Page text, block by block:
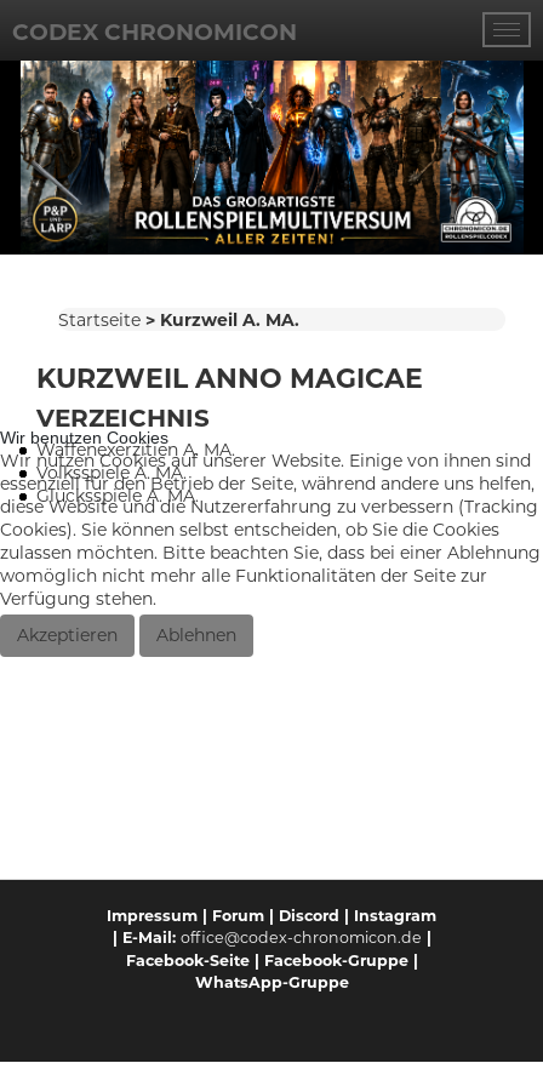
CODEX CHRONOMICON
Startseite Kurzweil A. MA.
KURZWEIL ANNO MAGICAE
VERZEICHNIS
Waffenexerzitien A. MA.
Volksspiele A. MA.
Glücksspiele A. MA.
Impressum Forum Discord
Instagram
| E-Mail: office@codex-chronomicon.de
Facebook-Seite
Facebook-Gruppe
WhatsApp-Gruppe
Wir benutzen Cookies
Wir nutzen Cookies auf unserer Website. Einige von ihnen sind
essenziell für den Betrieb der Seite, während andere uns helfen,
diese Website und die Nutzererfahrung zu verbessern (Tracking
Cookies). Sie können selbst entscheiden, ob Sie die Cookies
zulassen möchten. Bitte beachten Sie, dass bei einer Ablehnung
womöglich nicht mehr alle Funktionalitäten der Seite zur
Verfügung stehen.
Akzeptieren
Ablehnen